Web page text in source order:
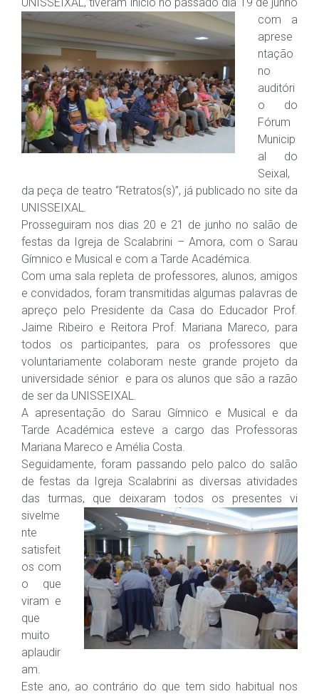
com a
aprese
ntação
no
auditóri
o do
Fórum
Municip
al do
Seixal,
da peça de teatro “Retratos(s)”, já publicado no site da
UNISSEIXAL.
Prosseguiram nos dias 20 e 21 de junho no salão de
festas da Igreja de Scalabrini – Amora, com o Sarau
Gímnico e Musical e com a Tarde Académica.
Com uma sala repleta de professores, alunos, amigos
e convidados, foram transmitidas algumas palavras de
apreço pelo Presidente da Casa do Educador Prof.
Jaime Ribeiro e Reitora Prof. Mariana Mareco, para
todos os participantes, para os professores que
voluntariamente colaboram neste grande projeto da
universidade sénior e para os alunos que são a razão
de ser da UNISSEIXAL.
A apresentação do Sarau Gímnico e Musical e da
Tarde Académica esteve a cargo das Professoras
Mariana Mareco e Amélia Costa.
Seguidamente, foram passando pelo palco do salão
de festas da Igreja Scalabrini as diversas atividades
das turmas, que deixaram todos os presentes vi
sivelme
nte
satisfeit
os com
o que
viram e
que
muito
aplaudir
am.
Este ano, ao contrário do que tem sido habitual nos